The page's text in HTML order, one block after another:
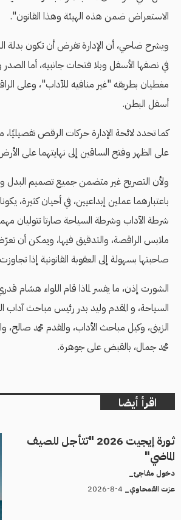
الاستعراض ضمن هذه الهيئة وهذا القانون".
ويشرح ضاحي، أن الإدارة تفرض أن تكون بدلة
في نصفها الأسفل وبلا فتحات جانبيه، أما
مغطيان بطريقه "غير منافيه للآداب"، وعلى
أسفل البطن.
كما تحدد لائحة الإدارة حركات الرقص تفصيليًا،
على الظهر وفتح الساقين إلى نهايتهما على
ولأن التصريح غير متضمن جميع تصميم
باعتبارهما عملين إبداعيين، في أحيان كثيرة،
شرطة الآداب وشرطة السياحة صارتا تتوليان
ملابس الراقصة، والتدقيق فيها، ويمكن أن
صاحبتها بسهولة إلى العقوبة القانونية إذا
الشورت إذن، ما يفسر لماذا قام اللواء هشام
السياحة، و المقدم وليد بدر رئيس مباحث آداب
الزينى، وكيل مباحث الأداب، والمقدم محمد صالح،
محمد جمال، بالقبض على جوهرة.
اقرأ أيضا
ثورة إيجيت 2026 "تتأجل للصيف
الماضي"
دخول مفاجئ_
عزت القمحاوي_